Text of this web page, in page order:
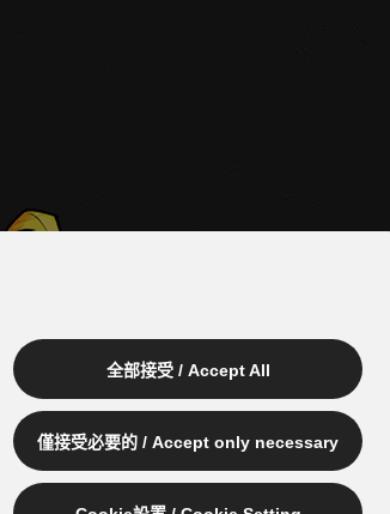
全部接受 / Accept All
僅接受必要的 / Accept only necessary